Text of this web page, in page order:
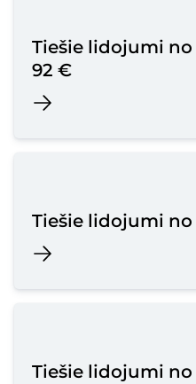
Tiešie lidojumi no
92 €
Tiešie lidojumi no
Tiešie lidojumi no